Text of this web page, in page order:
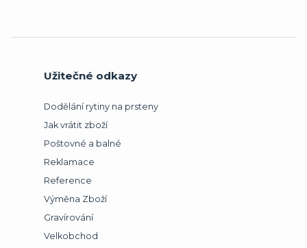
Užitečné odkazy
Dodělání rytiny na prsteny
Jak vrátit zboží
Poštovné a balné
Reklamace
Reference
Výměna Zboží
Gravírování
Velkobchod